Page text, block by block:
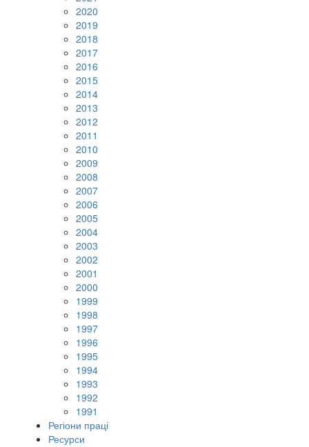
2020
2019
2018
2017
2016
2015
2014
2013
2012
2011
2010
2009
2008
2007
2006
2005
2004
2003
2002
2001
2000
1999
1998
1997
1996
1995
1994
1993
1992
1991
Регіони праці
Ресурси